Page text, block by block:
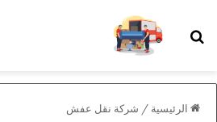
بحث عن
الرئيسية / شركة نقل عفش